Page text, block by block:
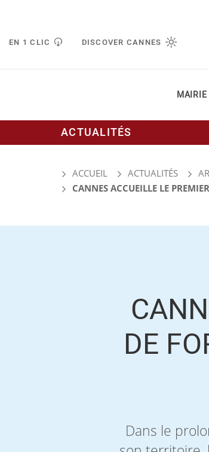
EN 1 CLIC DISCOVER CANNES
MAIRIE
ACTUALITÉS
ACCUEIL ACTUALITÉS
CANNES ACCUEILLE LE
DE
Dans le